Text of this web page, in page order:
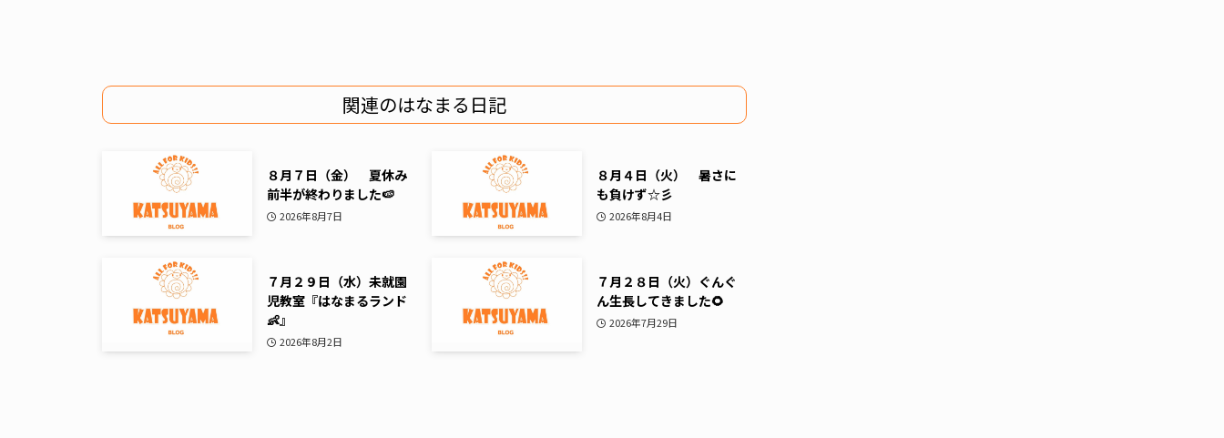
関連のはなまる日記
８月７日（金） 夏休み
前半が終わりました🍉
2026年8月7日
８月４日（火） 暑さに
も負けず☆彡
2026年8月4日
７月２９日（水）未就園
児教室『はなまるランド
👶』
2026年8月2日
７月２８日（火）ぐんぐ
ん生長してきました🌻
2026年7月29日